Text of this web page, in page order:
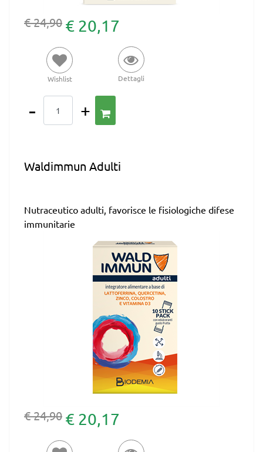
€ 24,90 € 20,17
Wishlist Dettagli
Waldimmun Adulti
Nutraceutico adulti, favorisce le fisiologiche difese
immunitarie
€ 24,90 € 20,17